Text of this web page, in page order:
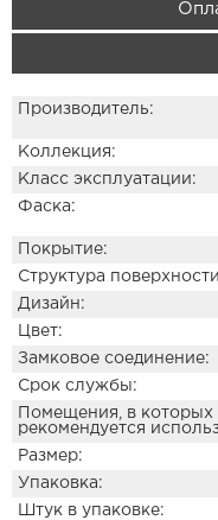
Производитель:
Коллекция:
Класс эксплуатации:
Фаска:
Покрытие:
Структура
Дизайн:
Цвет:
Замковое соединение:
Срок службы:
Помещения, в которых
рекомендуется
Размер:
Упаковка:
Штук в упаковке: